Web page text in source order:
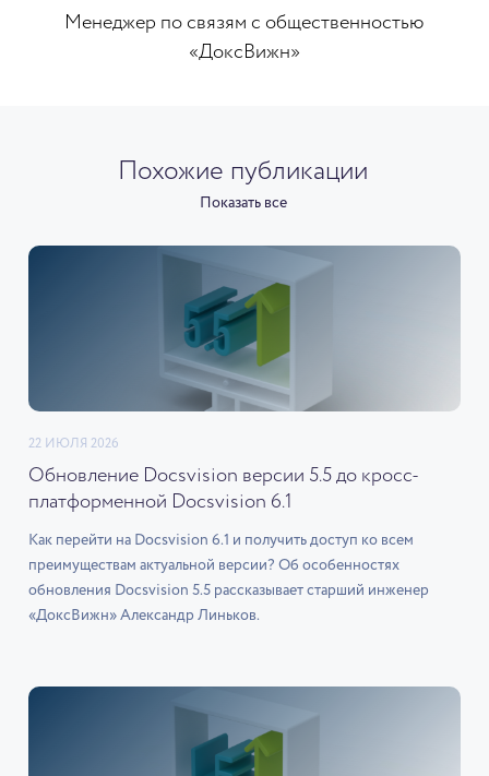
Менеджер по связям с общественностью
«ДоксВижн»
Похожие публикации
Показать все
22 ИЮЛЯ 2026
Обновление Docsvision версии 5.5 до кросс-
платформенной Docsvision 6.1
Как перейти на Docsvision 6.1 и получить доступ ко всем
преимуществам актуальной версии? Об особенностях
обновления Docsvision 5.5 рассказывает старший инженер
«ДоксВижн» Александр Линьков.